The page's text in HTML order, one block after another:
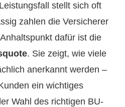
stellt sich oft
zahlen die Versicherer
dafür ist die
. Sie zeigt, wie viele
anerkannt werden –
ein wichtiges
Wahl des richtigen BU-